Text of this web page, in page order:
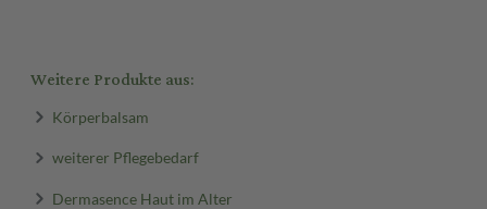
Weitere Produkte aus:
Körperbalsam
weiterer Pflegebedarf
Dermasence Haut im Alter